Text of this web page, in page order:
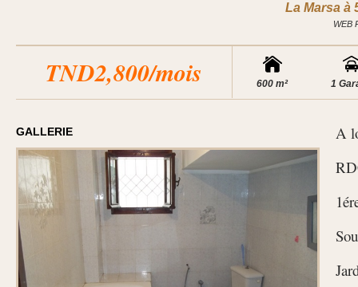
La Marsa à
WEB
TND2,800/mois 600 m² 1
GALLERIE
A